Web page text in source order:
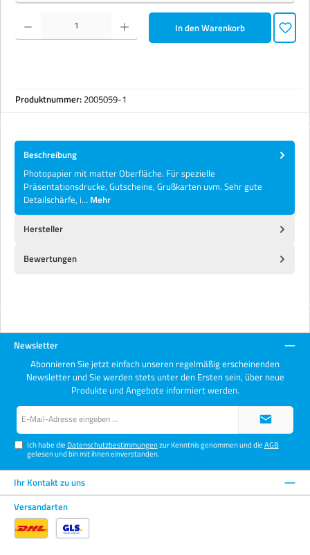
Produkt Anzahl: Gib den gewünschten Wert ein oder benutze die Schaltflächen um die Anzahl zu
In den Warenkorb
Produktnummer:2005059-1
Beschreibung
Photopapier mit matter Oberfläche. Für spezielle
Präsentationsdrucke, Gutscheine, Grußkarten uvm. Sehr gute
Detailschärfe, i… Mehr
Hersteller
Bewertungen
Newsletter
Abonnieren Sie jetzt einfach unseren regelmäßig erscheinenden
Newsletter und Sie werden stets unter den Ersten sein, über neue
Produkte und Angebote informiert werden.
Ich habe die Datenschutzbestimmungenzur Kenntnis genommen und dieAGB
gelesen und bin mit ihnen einverstanden.
Ihr Kontakt zu uns
Versandarten